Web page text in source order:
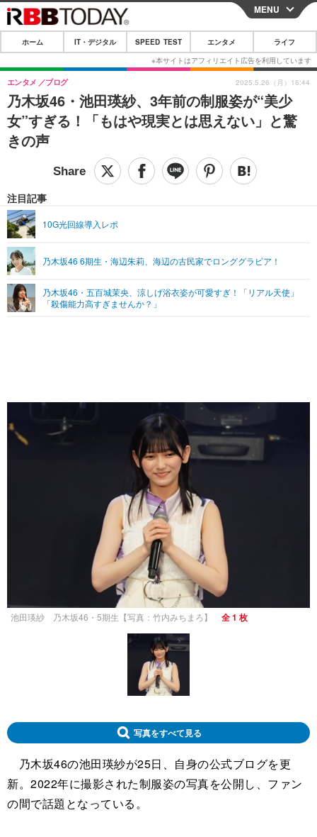
CLOSE
ホーム
IT・デジタル
IT・デジタルTOP スマートフォン
ガジェット・ツール
ショッピング その他
SPEED TEST
エンタメ
エンタメTOP 映画・ドラマ
音楽
ペット
リリース一覧
プッシュ通知の停止方法
MENU
ホーム IT・デジタル SPEED TEST エンタメ ライフ
乃木坂46・池田瑛紗、3年前の制服姿が“美少
女”すぎる！「もはや現実とは思えない」と驚
きの声
エンタメ ブログ
注目記事
10G光回線導入レポ
乃木坂46 6期生・海辺朱莉、海辺の古民家でロンググラビア！
乃木坂46・五百城茉央、涼しげ浴衣姿が可愛すぎ！「リアル天使」
「殺傷能力高すぎませんか？」
2025.5.26（月）16:44
池田瑛紗 乃木坂46・5期生【写真：竹内みちまろ】 全 1 枚
写真をすべて見る
乃木坂46の池田瑛紗が25日、自身の公式ブログを更
新。2022年に撮影された制服姿の写真を公開し、ファン
の間で話題となっている。